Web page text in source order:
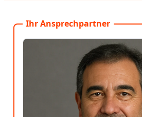
Ihr Ansprechpartner